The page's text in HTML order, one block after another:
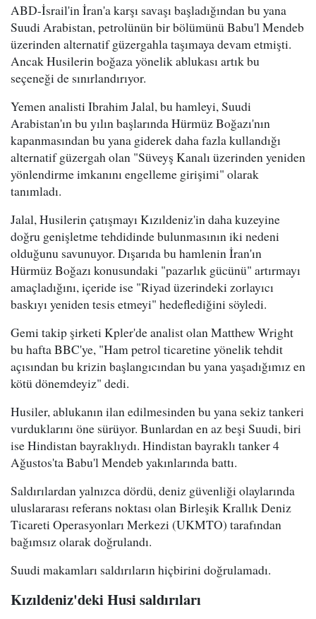
ABD-İsrail'in İran'a karşı savaşı başladığından bu yana
Suudi Arabistan, petrolünün bir bölümünü Babu'l Mendeb
üzerinden alternatif güzergahla taşımaya devam etmişti.
Ancak Husilerin boğaza yönelik ablukası artık bu
seçeneği de sınırlandırıyor.
Yemen analisti Ibrahim Jalal, bu hamleyi, Suudi
Arabistan'ın bu yılın başlarında Hürmüz Boğazı'nın
kapanmasından bu yana giderek daha fazla kullandığı
alternatif güzergah olan "Süveyş Kanalı üzerinden yeniden
yönlendirme imkanını engelleme girişimi" olarak
tanımladı.
Jalal, Husilerin çatışmayı Kızıldeniz'in daha kuzeyine
doğru genişletme tehdidinde bulunmasının iki nedeni
olduğunu savunuyor. Dışarıda bu hamlenin İran'ın
Hürmüz Boğazı konusundaki "pazarlık gücünü" artırmayı
amaçladığını, içeride ise "Riyad üzerindeki zorlayıcı
baskıyı yeniden tesis etmeyi" hedeflediğini söyledi.
Gemi takip şirketi Kpler'de analist olan Matthew Wright
bu hafta BBC'ye, "Ham petrol ticaretine yönelik tehdit
açısından bu krizin başlangıcından bu yana yaşadığımız en
kötü dönemdeyiz" dedi.
Husiler, ablukanın ilan edilmesinden bu yana sekiz tankeri
vurduklarını öne sürüyor. Bunlardan en az beşi Suudi, biri
ise Hindistan bayraklıydı. Hindistan bayraklı tanker 4
Ağustos'ta Babu'l Mendeb yakınlarında battı.
Saldırılardan yalnızca dördü, deniz güvenliği olaylarında
uluslararası referans noktası olan Birleşik Krallık Deniz
Ticareti Operasyonları Merkezi (UKMTO) tarafından
bağımsız olarak doğrulandı.
Suudi makamları saldırıların hiçbirini doğrulamadı.
Kızıldeniz'deki Husi saldırıları